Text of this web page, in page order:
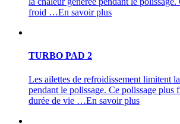
froid …En savoir plus
TURBO PAD 2
Les ailettes de refroidissement limitent
pendant le polissage. Ce polissage plus
durée de vie …En savoir plus